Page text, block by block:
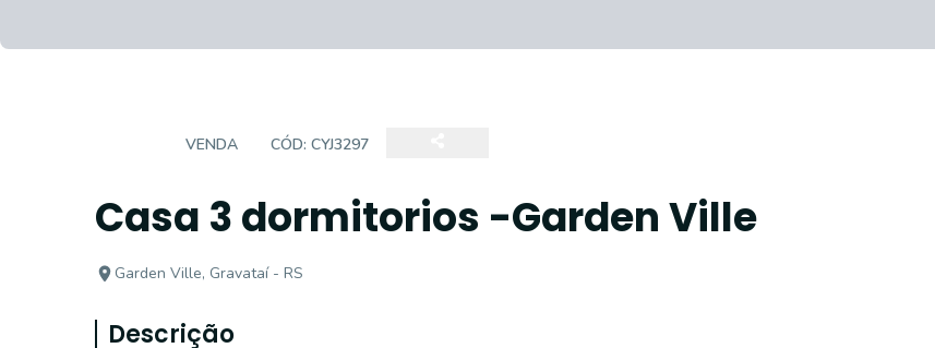
VENDA CÓD: CYJ3297
Casa 3 dormitorios -Garden Ville
Garden Ville, Gravataí - RS
Descrição